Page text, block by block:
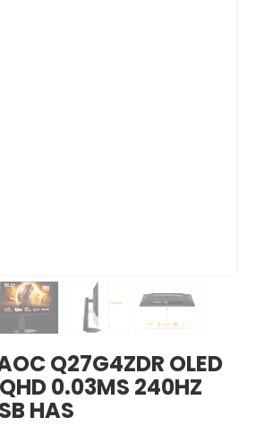
Q27G4ZDR OLED
0.03MS 240HZ
HAS